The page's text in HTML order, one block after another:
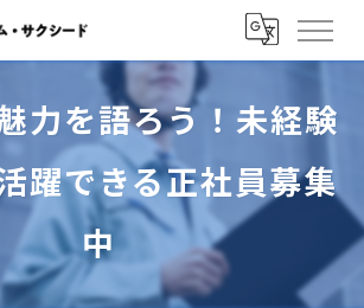
力を語ろう！未経験
躍できる正社員募集
中